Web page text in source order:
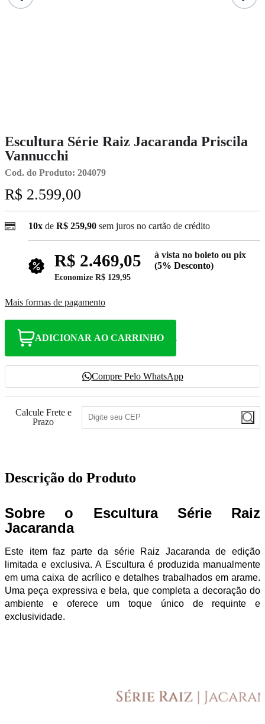
Escultura Série Raiz Jacaranda Priscila
Vannucchi
Cod. do Produto: 204079
R$ 2.599,00
10x de R$ 259,90 sem juros no cartão de crédito
R$ 2.469,05
à vista no boleto ou pix
(5% Desconto)
Economize R$ 129,95
Mais formas de pagamento
ADICIONAR AO CARRINHO
Compre Pelo WhatsApp
Calcule Frete e
Prazo
Descrição do Produto
Sobre o Escultura Série Raiz
Jacaranda
Este item faz parte da série Raiz Jacaranda de edição
limitada e exclusiva. A Escultura é produzida manualmente
em uma caixa de acrílicoe detalhes trabalhados em arame.
Uma peça expressiva e bela, que completa a decoração do
ambiente e oferece um toque único de requinte e
exclusividade.